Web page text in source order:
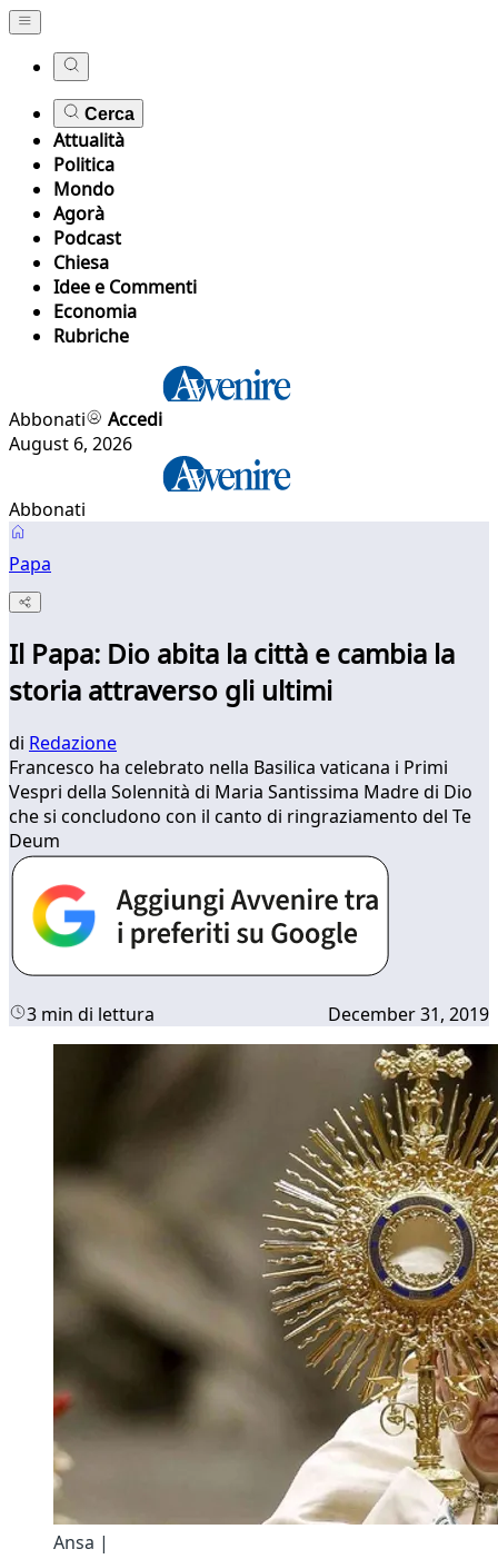
Cerca
Attualità
Politica
Mondo
Agorà
Podcast
Chiesa
Idee e Commenti
Economia
Rubriche
Abbonati
Accedi
August 6, 2026
Abbonati
Papa
Il Papa: Dio abita la città e cambia la
storia attraverso gli ultimi
di Redazione
Francesco ha celebrato nella Basilica vaticana i Primi
Vespri della Solennità di Maria Santissima Madre di Dio
che si concludono con il canto di ringraziamento del Te
Deum
3 min di lettura December 31, 2019
Ansa |